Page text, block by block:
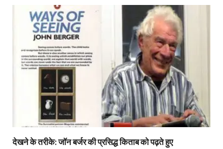
देखने के तरीके: जॉन बर्जर की प्रसिद्ध किताब को पढ़ते हुए